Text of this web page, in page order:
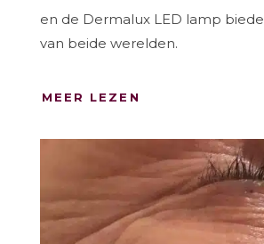
en de Dermalux LED lamp
van beide werelden.
MEER LEZEN